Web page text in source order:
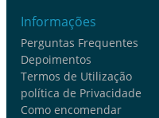
Informações
Perguntas Frequentes
Depoimentos
Termos de Utilização
política de Privacidade
Como encomendar